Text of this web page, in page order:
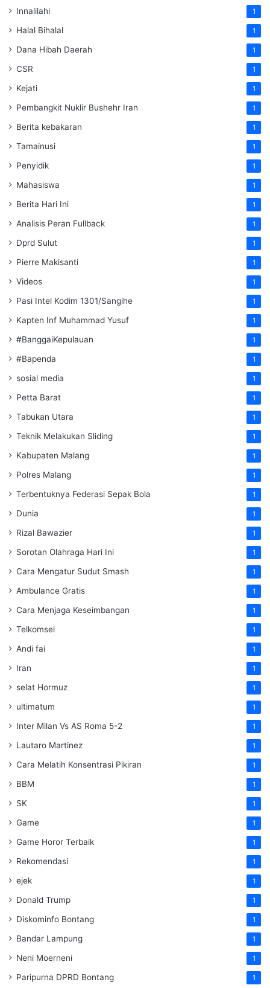
Innalilahi 1
Halal Bihalal 1
Dana Hibah Daerah 1
CSR 1
Kejati 1
Pembangkit Nuklir Bushehr Iran 1
Berita kebakaran 1
Tamainusi 1
Penyidik 1
Mahasiswa 1
Berita Hari Ini 1
Analisis Peran Fullback 1
Dprd Sulut 1
Pierre Makisanti 1
Videos 1
Pasi Intel Kodim 1301/Sangihe 1
Kapten Inf Muhammad Yusuf 1
#BanggaiKepulauan 1
#Bapenda 1
sosial media 1
Petta Barat 1
Tabukan Utara 1
Teknik Melakukan Sliding 1
Kabupaten Malang 1
Polres Malang 1
Terbentuknya Federasi Sepak Bola 1
Dunia 1
Rizal Bawazier 1
Sorotan Olahraga Hari Ini 1
Cara Mengatur Sudut Smash 1
Ambulance Gratis 1
Cara Menjaga Keseimbangan 1
Telkomsel 1
Andi fai 1
Iran 1
selat Hormuz 1
ultimatum 1
Inter Milan Vs AS Roma 5-2 1
Lautaro Martinez 1
Cara Melatih Konsentrasi Pikiran 1
BBM 1
SK 1
Game 1
Game Horor Terbaik 1
Rekomendasi 1
ejek 1
Donald Trump 1
Diskominfo Bontang 1
Bandar Lampung 1
Neni Moerneni 1
Paripurna DPRD Bontang 1